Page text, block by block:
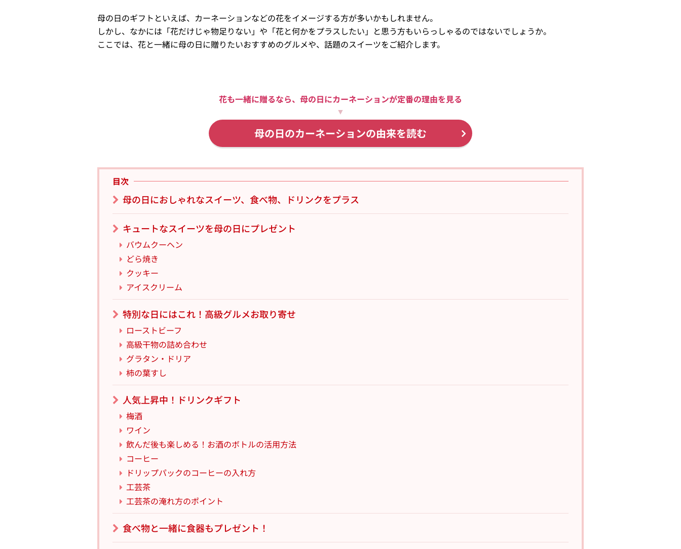
母の日のギフトといえば、カーネーションなどの花をイメージする方が多いかもしれません。
しかし、なかには「花だけじゃ物足りない」や「花と何かをプラスしたい」と思う方もいらっしゃるのではないでしょうか。
ここでは、花と一緒に母の日に贈りたいおすすめのグルメや、話題のスイーツをご紹介します。
花も一緒に贈るなら、母の日にカーネーションが定番の理由を見る
▼
母の日のカーネーションの由来を読む
目次
母の日におしゃれなスイーツ、食べ物、ドリンクをプラス
キュートなスイーツを母の日にプレゼント
バウムクーヘン
どら焼き
クッキー
アイスクリーム
特別な日にはこれ！高級グルメお取り寄せ
ローストビーフ
高級干物の詰め合わせ
グラタン・ドリア
柿の葉すし
人気上昇中！ドリンクギフト
梅酒
ワイン
飲んだ後も楽しめる！お酒のボトルの活用方法
コーヒー
ドリップパックのコーヒーの入れ方
工芸茶
工芸茶の淹れ方のポイント
食べ物と一緒に食器もプレゼント！